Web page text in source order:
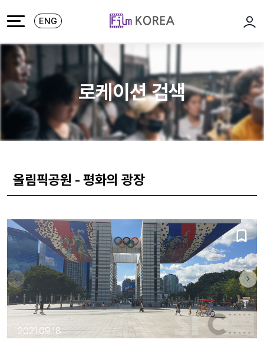
ENG
로
로케이션 검색
올림픽공원 - 평화의 광장
2021.09.18